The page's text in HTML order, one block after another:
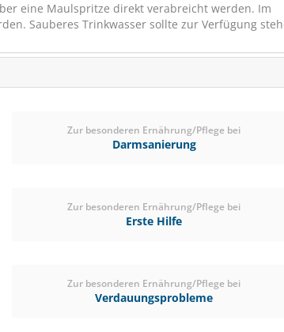
eine Maulspritze direkt verabreicht werden. Im
Sauberes Trinkwasser sollte zur Verfügung
Zur besonderen Ernährung/Pflege bei
Darmsanierung
Zur besonderen Ernährung/Pflege bei
Erste Hilfe
Zur besonderen Ernährung/Pflege bei
Verdauungsprobleme
KANNE Ferment